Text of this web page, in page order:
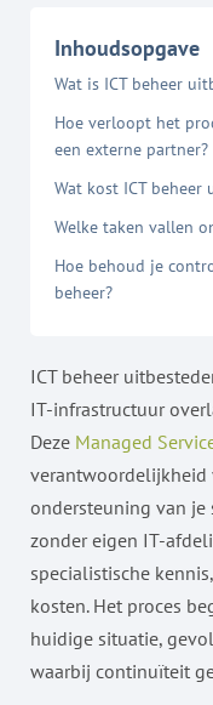
Inhoudsopgave
Wat is ICT beheer
Hoe verloopt het
een externe partner?
Wat kost ICT
Welke taken vallen
Hoe behoud je
beheer?
ICT beheer
IT-infrastructuur
Deze Managed
verantwoordelijkheid
ondersteuning van je
zonder eigen IT-
specialistische
kosten. Het proces
huidige situatie,
waarbij continuïteit